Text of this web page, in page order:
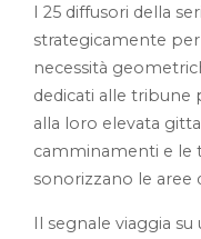
I 25 diffusori della
strategicamente
necessità
dedicati alle tribune
alla loro elevata
camminamenti e le
sonorizzano le aree
Il segnale viaggia